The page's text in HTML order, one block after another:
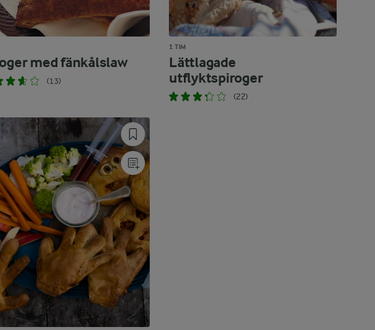
med fänkålslaw
(13)
1 TIM
Lättlagade
utflyktspiroger
(22)